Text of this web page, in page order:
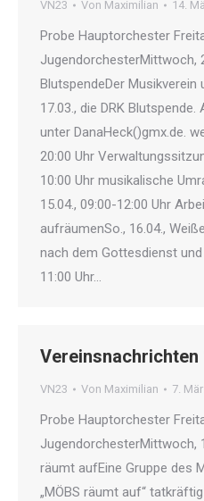
VN23 Von Maximilian 14.
Probe Hauptorchester
JugendorchesterMittwoch,
BlutspendeDer
17.03., die DRK
unter DanaHeck()gmx.de.
20:00 Uhr
10:00 Uhr musikalische
15.04., 09:00-12:00 Uhr
aufräumenSo., 16.04.,
nach dem Gottesdienst und
11:00 Uhr…
Vereinsnachrichten
VN23 Von Maximilian 7.
Probe Hauptorchester
JugendorchesterMittwoch,
räumt aufEine Gruppe des
„MÖBS räumt auf“